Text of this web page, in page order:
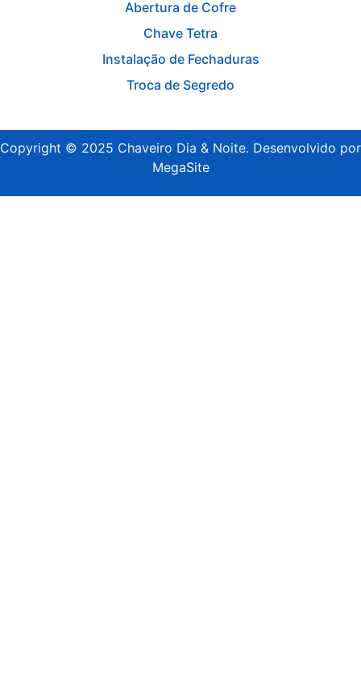
Abertura de Cofre
Chave Tetra
Instalação de Fechaduras
Troca de Segredo
Copyright © 2025 Chaveiro Dia & Noite. Desenvolvido por
MegaSite